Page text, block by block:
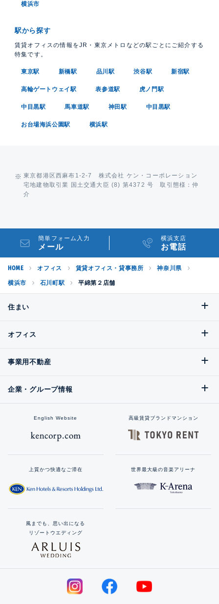
横浜市
駅から探す
賃貸オフィスの情報をJR・東京メトロなどの駅ごとにご紹介する
特集です。
東京駅 新橋駅 品川駅 渋谷駅 新宿駅
高輪ゲートウェイ駅 表参道駅 虎ノ門駅
中目黒駅 馬車道駅 神田駅 中目黒駅
お台場海浜公園駅 横浜駅
東京都港区西麻布1-2-7 株式会社 ケン・コーポレーション
宅地建物取引業 国土交通大臣 (8) 第4372 号 取引態様：仲
介
簡単フォーム入力
メール
横浜支店
お電話
HOME オフィス 賃貸オフィス・貸事務所 神奈川県
横浜市 石川町駅 平綿第２店舗
住まい
オフィス
事業用不動産
企業・グループ情報
English Website 高級賃貸ブランドマンション
上質かつ快適なご滞在 世界最大級の音楽アリーナ
風までも、思い出になる
リゾートウエディング